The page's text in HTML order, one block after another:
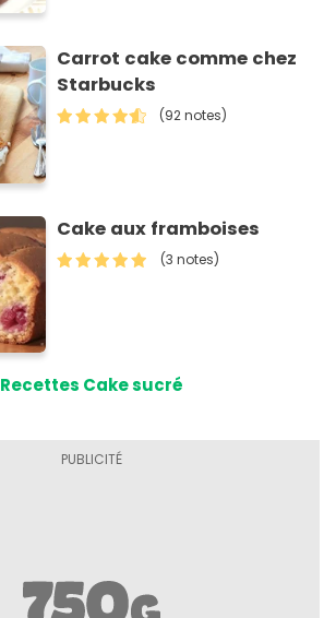
Carrot cake comme chez
Starbucks
(92 notes)
Cake aux framboises
(3 notes)
Recettes Cake sucré